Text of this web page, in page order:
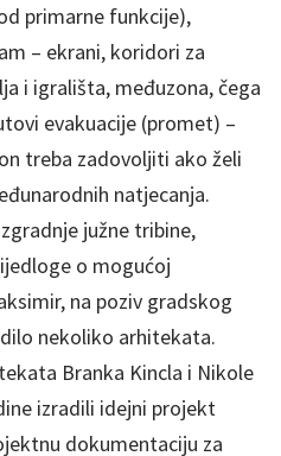
primarne funkcije),
– ekrani, koridori za
i igrališta, međuzona, čega
evakuacije (promet) –
treba zadovoljiti ako želi
natjecanja.
južne tribine,
o mogućoj
na poziv gradskog
nekoliko arhitekata.
Branka Kincla i Nikole
izradili idejni projekt
dokumentaciju za